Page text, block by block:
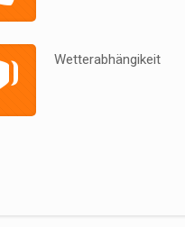
Wetterabhängikeit